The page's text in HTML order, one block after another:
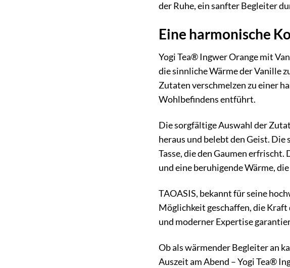
der Ruhe, ein sanfter Begleiter
Eine harmonische
Yogi Tea® Ingwer Orange mit
die sinnliche Wärme der Vanille
Zutaten verschmelzen zu einer
Wohlbefindens entführt.
Die sorgfältige Auswahl der
heraus und belebt den Geist.
Tasse, die den Gaumen
und eine beruhigende Wärme,
TAOASIS, bekannt für seine
Möglichkeit geschaffen, die
und moderner Expertise
Ob als wärmender Begleiter an
Auszeit am Abend – Yogi Tea®